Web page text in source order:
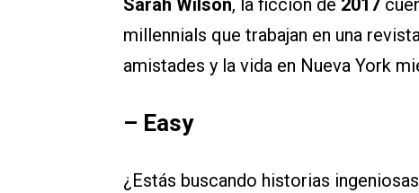
Sarah Wilson, la ficción de 2017
millennials que trabajan en una
amistades y la vida en Nueva York
– Easy
¿Estás buscando historias